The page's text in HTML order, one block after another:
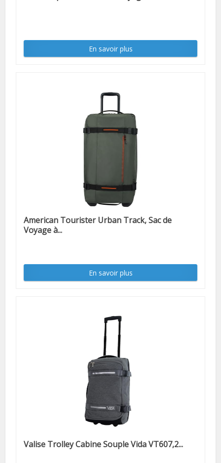
En savoir plus
American Tourister Urban Track, Sac de
Voyage à...
En savoir plus
Valise Trolley Cabine Souple Vida VT607,2...